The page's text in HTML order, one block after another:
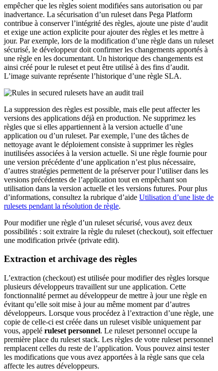
empêcher que les règles soient modifiées sans autorisation ou par
inadvertance. La sécurisation d’un ruleset dans Pega Platform
contribue à conserver l’intégrité des règles, ajoute une piste d’audit
et exige une action explicite pour ajouter des règles et les mettre à
jour. Par exemple, lors de la modification d’une règle dans un ruleset
sécurisé, le développeur doit confirmer les changements apportés à
une règle en les documentant. Un historique des changements est
ainsi créé pour le ruleset et peut être utilisé à des fins d’audit.
L’image suivante représente l’historique d’une règle SLA.
La suppression des règles est possible, mais elle peut affecter les
versions des applications déjà en production. Ne supprimez les
règles que si elles appartiennent à la version actuelle d’une
application ou d’un ruleset. Par exemple, l’une des tâches de
nettoyage avant le déploiement consiste à supprimer les règles
inutilisées associées à la version actuelle. Si une règle fournie pour
une version précédente d’une application n’est plus nécessaire,
d’autres stratégies permettent de la préserver pour l’utiliser dans les
versions précédentes de l’application tout en empêchant son
utilisation dans la version actuelle et les versions futures. Pour plus
d’informations, consultez la rubrique d’aide Utilisation d’une liste de
rulesets pendant la résolution de règle.
Pour modifier une règle d’un ruleset sécurisé, vous avez deux
possibilités : soit extraire la règle du ruleset (checkout), soit effectuer
une modification privée (private edit).
Extraction et archivage des règles
L’extraction (checkout) est utilisée pour modifier des règles lorsque
plusieurs développeurs travaillent sur une application. Cette
fonctionnalité permet au développeur de mettre à jour une règle en
évitant qu’elle soit mise à jour au même moment par d’autres
développeurs. Lorsque vous procédez à l’extraction d’une règle, une
copie de celle-ci est créée dans un ruleset visible uniquement par
vous, appelé ruleset personnel. Le ruleset personnel occupe la
première place du ruleset stack. Les règles de votre ruleset personnel
remplacent celles du reste de l’application. Vous pouvez ainsi tester
les modifications que vous avez apportées à la règle sans que cela
affecte les autres développeurs.